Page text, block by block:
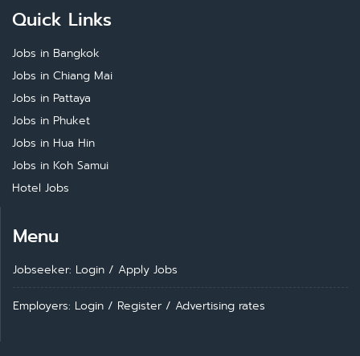
Quick Links
Jobs in Bangkok
Jobs in Chiang Mai
Jobs in Pattaya
Jobs in Phuket
Jobs in Hua Hin
Jobs in Koh Samui
Hotel Jobs
Menu
Jobseeker: Login / Apply Jobs
Employers: Login / Register / Advertising rates